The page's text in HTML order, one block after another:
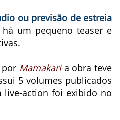
ou previsão de estreia
um pequeno teaser e
por Mamakaria obra teve
5 volumes publicados
live-action foi exibido no